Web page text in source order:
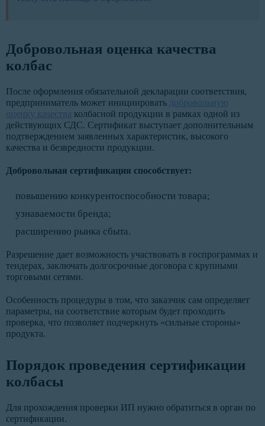
Добровольная оценка качества
колбас
После оформления обязательной декларации соответствия,
предприниматель может инициировать добровольную
оценку качества колбасной продукции в рамках одной из
действующих СДС. Сертификат выступает дополнительным
подтверждением заявленных характеристик, высокого
качества и безвредности продукции.
Добровольная сертификация способствует:
повышению конкурентоспособности товара;
узнаваемости бренда;
расширению рынка сбыта.
Разрешение дает возможность участвовать в госпрограммах и
тендерах, заключать долгосрочные договора с крупными
торговыми сетями.
Особенность процедуры в том, что заказчик сам определяет
параметры, на соответствие которым будет проходить
проверка, что позволяет подчеркнуть «сильные стороны»
продукта.
Порядок проведения сертификации
колбасы
Для прохождения проверки ИП нужно обратиться в орган по
сертификации.